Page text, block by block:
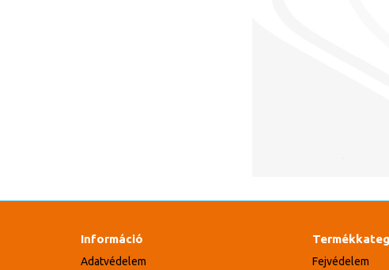
Információ
Adatvédelem
Fejvédelem